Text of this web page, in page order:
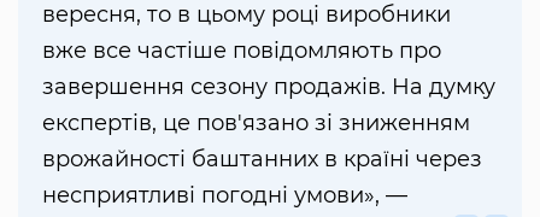
вересня, то в цьому році виробники
вже все частіше повідомляють про
завершення сезону продажів. На думку
експертів, це пов'язано зі зниженням
врожайності баштанних в країні через
несприятливі погодні умови», —